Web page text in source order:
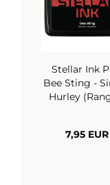
Stellar Ink
Bee Sting -
Hurley
7,95 EUR